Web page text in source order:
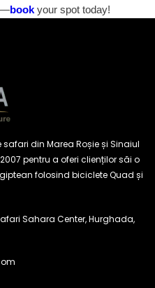
bookyour spot today!
din Marea Roșie și Sinaiul
pentru a oferi clienților săi o
folosind biciclete Quad și
Sahara Center,Hurghada,